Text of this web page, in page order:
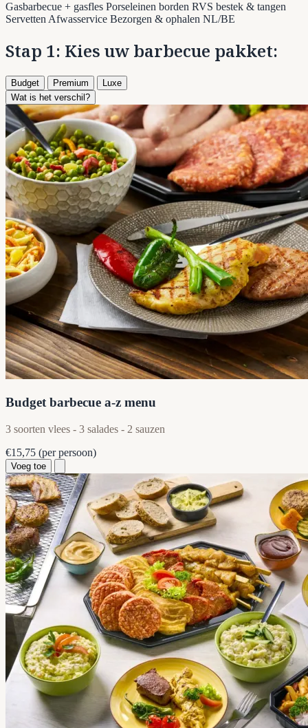
Gasbarbecue + gasfles Porseleinen borden RVS bestek & tangen
ServettenAfwasservice Bezorgen & ophalen NL/BE
Stap 1: Kies uw barbecue pakket:
Budget Premium
Luxe
Wat is het verschil?
Budget barbecue a-z menu
3 soorten vlees - 3 salades - 2 sauzen
€15,75 (per persoon)
Voeg toe